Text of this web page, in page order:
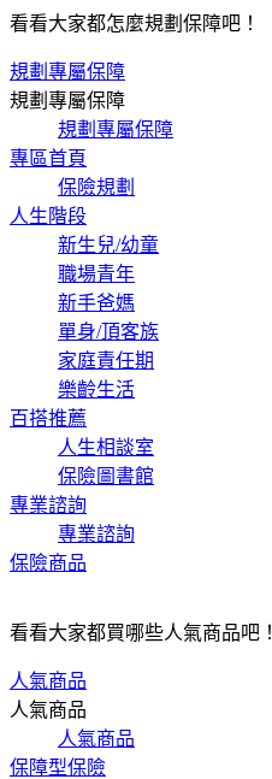
看看大家都怎麼規劃保障吧！
規劃專屬保障
規劃專屬保障
規劃專屬保障
專區首頁
保險規劃
人生階段
新生兒/幼童
職場青年
新手爸媽
單身/頂客族
家庭責任期
樂齡生活
百搭推薦
人生相談室
保險圖書館
專業諮詢
專業諮詢
保險商品
看看大家都買哪些人氣商品吧！
人氣商品
人氣商品
人氣商品
保障型保險